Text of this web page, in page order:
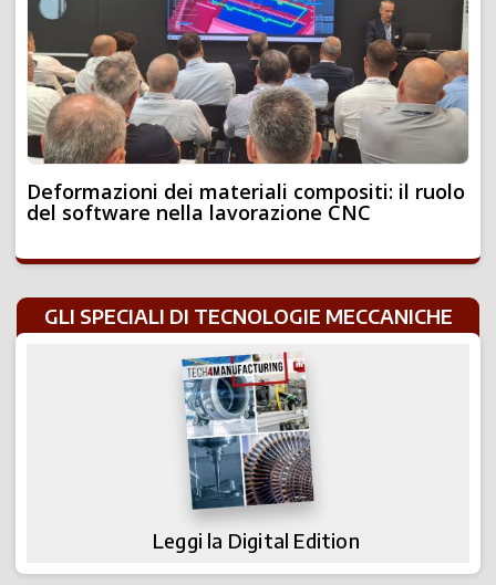
Deformazioni dei materiali compositi: il ruolo
del software nella lavorazione CNC
GLI SPECIALI DI TECNOLOGIE MECCANICHE
Leggi la Digital Edition